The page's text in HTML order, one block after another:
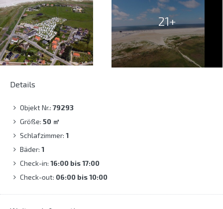
21+
Details
Objekt Nr.: 79293
Größe: 50 ㎡
Schlafzimmer: 1
Bäder: 1
Check-in: 16:00 bis 17:00
Check-out: 06:00 bis 10:00